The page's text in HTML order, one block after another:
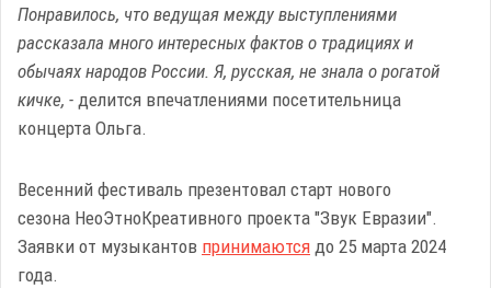
Понравилось, что ведущая между выступлениями
рассказала много интересных фактов о традициях и
обычаях народов России. Я, русская, не знала о рогатой
кичке, - делится впечатлениями посетительница
концерта Ольга.
Весенний фестиваль презентовал старт нового
сезона НеоЭтноКреативного проекта "Звук Евразии".
Заявки от музыкантов принимаются до 25 марта 2024
года.